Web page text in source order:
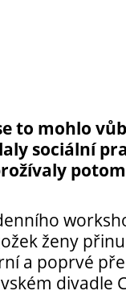
to mohlo
sociální
ženy
a poprvé
divadle